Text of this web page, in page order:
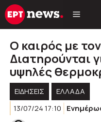
Μετάβαση
σε
Ο καιρός με
Διατηρούνται
υψηλές
ΕΙΔΗΣΕΙΣ
ΕΛΛΑΔΑ
13/07/24 17:10